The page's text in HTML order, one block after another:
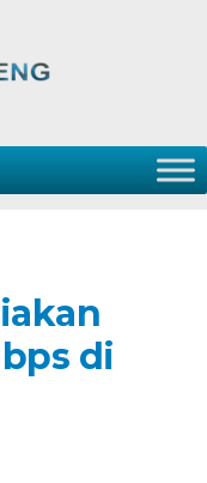
di